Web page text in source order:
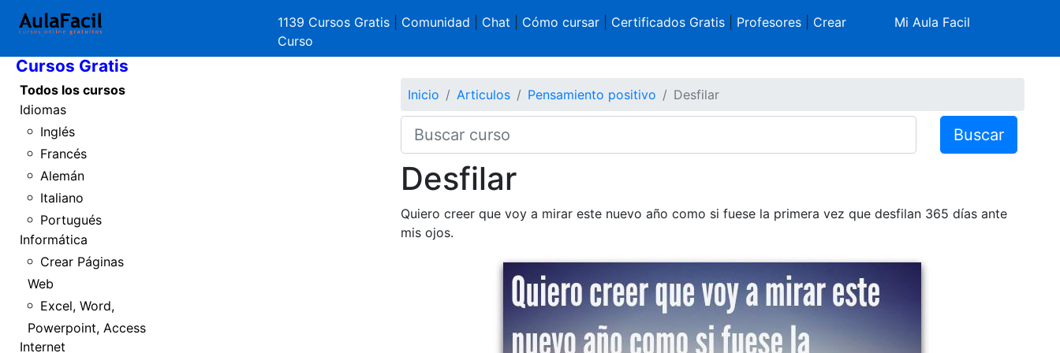
1139 Cursos Gratis Comunidad Chat Cómo cursar| Certificados Gratis| Profesores| Crear
Curso
Mi Aula Facil
Inicio
Cursos Gratis
Todos los cursos
Idiomas
Inglés
Francés
Alemán
Italiano
Portugués
Informática
Crear Páginas
Web
Excel, Word,
Powerpoint, Access
Internet
Inicio Articulos Pensamiento positivo Desfilar
Buscar
Desfilar
Quiero creer que voy a mirar este nuevo año como si fuese la primera vez que desfilan 365 días ante
mis ojos.